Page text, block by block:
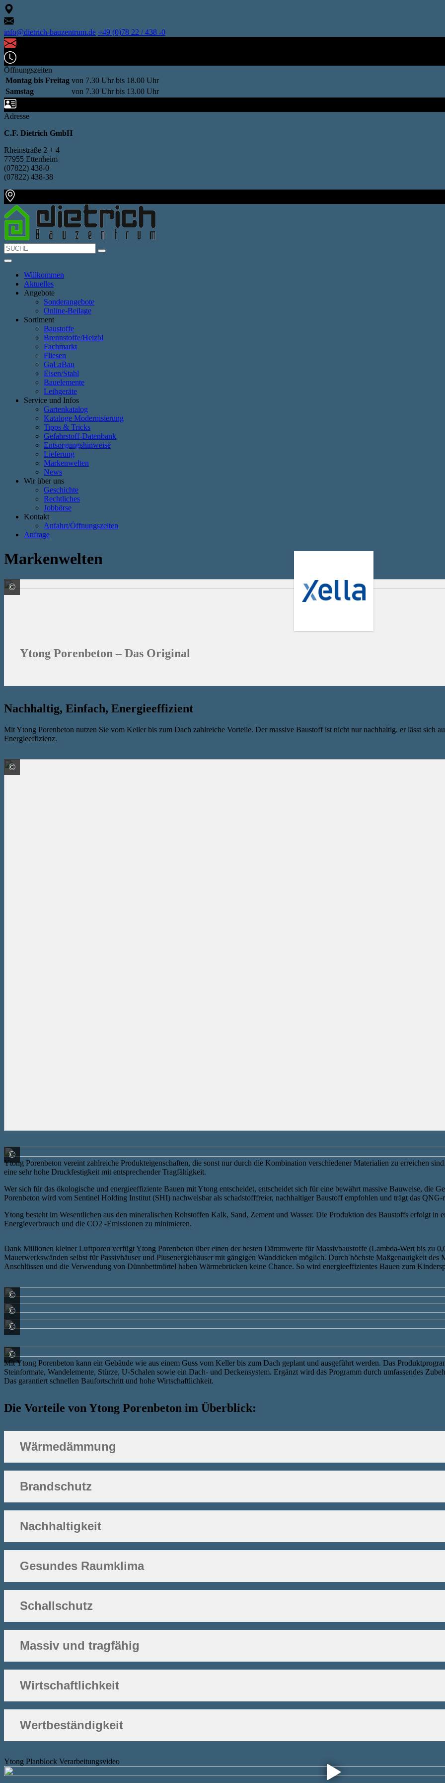
info@dietrich-bauzentrum.de +49 (0)78 22 / 438 -0
Öffnungszeiten
Montag bis Freitag von 7.30 Uhr bis 18.00 Uhr
Samstag
von 7.30 Uhr bis 13.00 Uhr
Adresse
C.F. Dietrich GmbH
Rheinstraße 2 + 4
77955 Ettenheim
(07822) 438-0
(07822) 438-38
Willkommen
Aktuelles
Angebote
Sonderangebote
Online-Beilage
Sortiment
Baustoffe
Brennstoffe/Heizöl
Fachmarkt
Fliesen
GaLaBau
Eisen/Stahl
Bauelemente
Leihgeräte
Service und Infos
Gartenkatalog
Kataloge Modernisierung
Tipps & Tricks
Gefahrstoff-Datenbank
Entsorgungshinweise
Lieferung
Markenwelten
News
Wir über uns
Geschichte
Rechtliches
Jobbörse
Kontakt
Anfahrt/Öffnungszeiten
Anfrage
Markenwelten
© Xella Deutschland GmbH
Ytong Porenbeton – Das Original
Nachhaltig, Einfach, Energieeffizient
Mit Ytong Porenbeton nutzen Sie vom Keller bis zum Dach zahlreiche Vorteile. Der massive Baustoff ist nicht nur nachhaltig, er lässt sich
Energieeffizienz.
©
©
Xella Deutschland GmbH
Ytong Porenbeton vereint zahlreiche Produkteigenschaften, die sonst nur durch die Kombination verschiedener Materialien zu erreichen
eine sehr hohe Druckfestigkeit mit entsprechender Tragfähigkeit.
Wer sich für das ökologische und energieeffiziente Bauen mit Ytong entscheidet, entscheidet sich für eine bewährt massive Bauweise, die
Porenbeton wird vom Sentinel Holding Institut (SHI) nachweisbar als schadstofffreier, nachhaltiger Baustoff empfohlen und trägt das QNG-
Ytong besteht im Wesentlichen aus den mineralischen Rohstoffen Kalk, Sand, Zement und Wasser. Die Produktion des Baustoffs erfolgt in
Energieverbrauch und die CO2 -Emissionen zu minimieren.
Dank Millionen kleiner Luftporen verfügt Ytong Porenbeton über einen der besten Dämmwerte für Massivbaustoffe (Lambda-Wert bis zu
Mauerwerkswänden selbst für Passivhäuser und Plusenergiehäuser mit gängigen Wanddicken möglich. Durch höchste Maßgenauigkeit des
Anschlüssen und die Verwendung von Dünnbettmörtel haben Wärmebrücken keine Chance. So wird energieeffizientes Bauen zum
© Xella Deutschland GmbH
© Xella Deutschland GmbH
© Xella Deutschland GmbH
©
Xella Deutschland GmbH
Mit Ytong Porenbeton kann ein Gebäude wie aus einem Guss vom Keller bis zum Dach geplant und ausgeführt werden. Das
Steinformate, Wandelemente, Stürze, U-Schalen sowie ein Dach- und Deckensystem. Ergänzt wird das Programm durch umfassendes
Das garantiert schnellen Baufortschritt und hohe Wirtschaftlichkeit.
Die Vorteile von Ytong Porenbeton im Überblick:
Wärmedämmung
Brandschutz
Nachhaltigkeit
Gesundes Raumklima
Schallschutz
Massiv und tragfähig
Wirtschaftlichkeit
Wertbeständigkeit
Ytong Planblock Verarbeitungsvideo